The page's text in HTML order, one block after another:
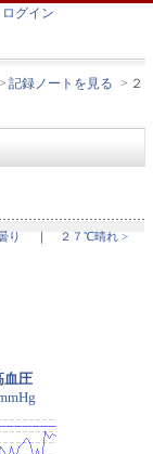
ログイン
> 記録ノートを見る > ２
り ｜ ２７℃晴れ >
血圧